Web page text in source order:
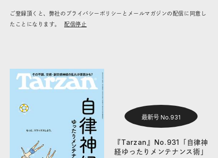
ご登録頂くと、弊社のプライバシーポリシーとメールマガジンの配信に同意し
たことになります。
配信停止
最新号 No.931
『Tarzan』No.931「自律神
経ゆったりメンテナンス術」